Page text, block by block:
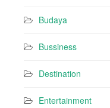
Budaya
Bussiness
Destination
Entertainment